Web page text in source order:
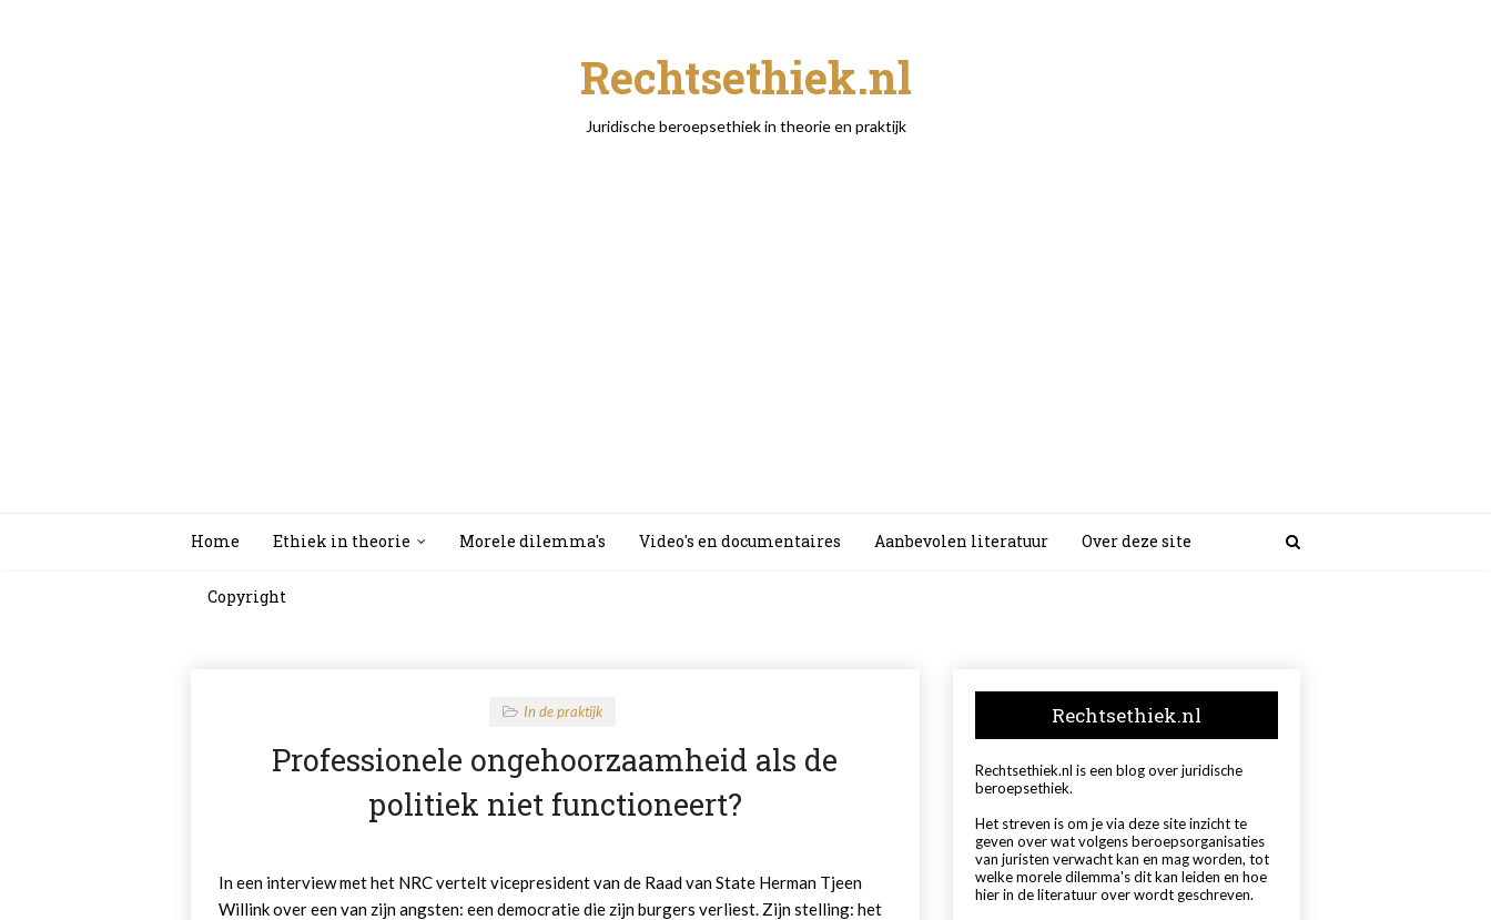
Rechtsethiek.nl
Juridische beroepsethiek in theorie en praktijk
Home Ethiek in theorie Morele dilemma's Video's en documentaires Aanbevolen literatuur Over deze site
Copyright
In de praktijk
Professionele ongehoorzaamheid als de
politiek niet functioneert?
In een interview met het NRC vertelt vicepresident van de Raad van State Herman Tjeen
Willink over een van zijn angsten: een democratie die zijn burgers verliest. Zijn stelling: het
Rechtsethiek.nl
Rechtsethiek.nl is een blog over juridische
beroepsethiek.
Het streven is om je via deze site inzicht te
geven over wat volgens beroepsorganisaties
van juristen verwacht kan en mag worden, tot
welke morele dilemma's dit kan leiden en hoe
hier in de literatuur over wordt geschreven.